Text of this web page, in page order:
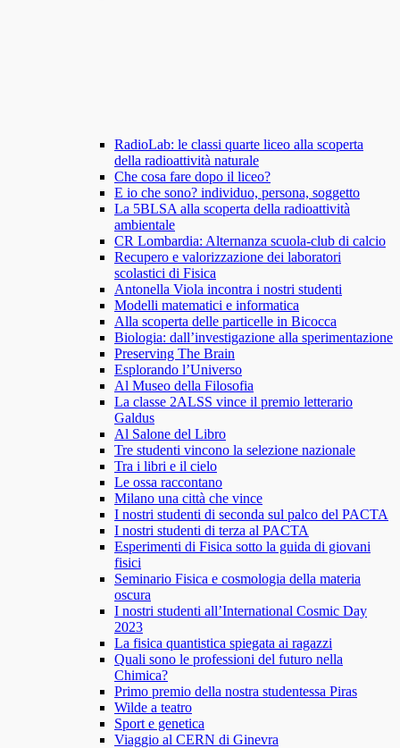
RadioLab: le classi quarte liceo alla scoperta
della radioattività naturale
Che cosa fare dopo il liceo?
E io che sono? individuo, persona, soggetto
La 5BLSA alla scoperta della radioattività
ambientale
CR Lombardia: Alternanza scuola-club di calcio
Recupero e valorizzazione dei laboratori
scolastici di Fisica
Antonella Viola incontra i nostri studenti
Modelli matematici e informatica
Alla scoperta delle particelle in Bicocca
Biologia: dall’investigazione alla sperimentazione
Preserving The Brain
Esplorando l’Universo
Al Museo della Filosofia
La classe 2ALSS vince il premio letterario
Galdus
Al Salone del Libro
Tre studenti vincono la selezione nazionale
Tra i libri e il cielo
Le ossa raccontano
Milano una città che vince
I nostri studenti di seconda sul palco del PACTA
I nostri studenti di terza al PACTA
Esperimenti di Fisica sotto la guida di giovani
fisici
Seminario Fisica e cosmologia della materia
oscura
I nostri studenti all’International Cosmic Day
2023
La fisica quantistica spiegata ai ragazzi
Quali sono le professioni del futuro nella
Chimica?
Primo premio della nostra studentessa Piras
Wilde a teatro
Sport e genetica
Viaggio al CERN di Ginevra